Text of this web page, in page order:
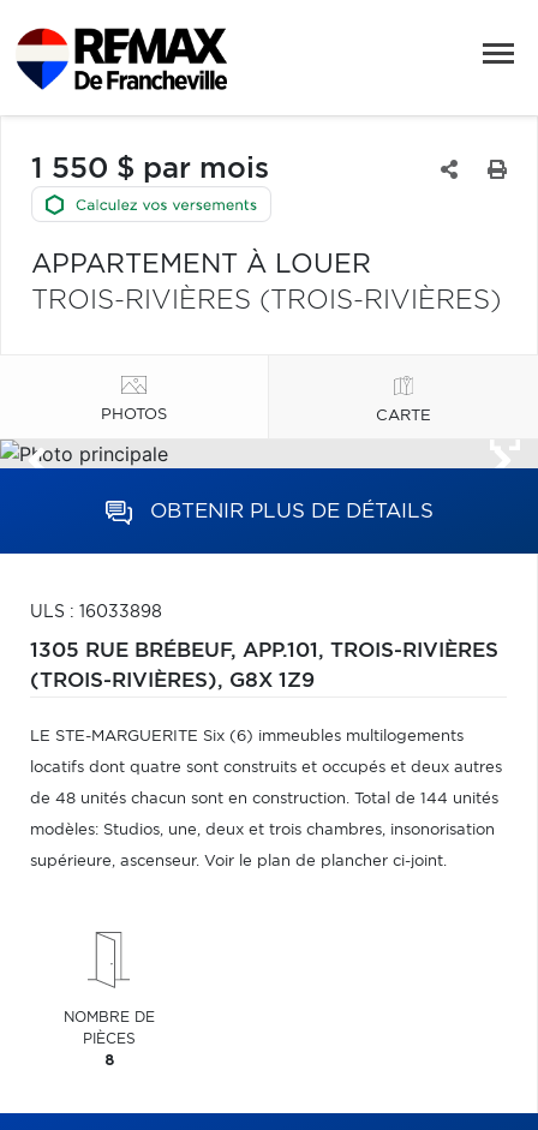
1 550 $ par mois
APPARTEMENT À LOUER
TROIS-RIVIÈRES (TROIS-RIVIÈRES)
PHOTOS CARTE
OBTENIR PLUS DE DÉTAILS
ULS : 16033898
1305 RUE BRÉBEUF, APP.101, TROIS-RIVIÈRES
(TROIS-RIVIÈRES), G8X 1Z9
LE STE-MARGUERITE Six (6) immeubles multilogements
locatifs dont quatre sont construits et occupés et deux autres
de 48 unités chacun sont en construction. Total de 144 unités
modèles: Studios, une, deux et trois chambres, insonorisation
supérieure, ascenseur. Voir le plan de plancher ci-joint.
NOMBRE DE
PIÈCES
8